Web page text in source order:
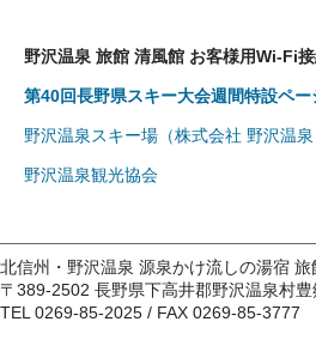
野沢温泉 旅館 清風館 お客様用Wi-Fi
第40回長野県スキー大会週間特設ペ
野沢温泉スキー場（株式会社 野沢温泉
野沢温泉観光協会
北信州・野沢温泉 源泉かけ流しの湯宿 旅
〒389-2502 長野県下高井郡野沢温泉村豊
TEL 0269-85-2025 / FAX 0269-85-3777